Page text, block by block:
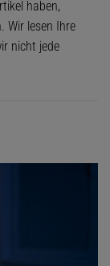
haben,
Wir lesen Ihre
nicht jede